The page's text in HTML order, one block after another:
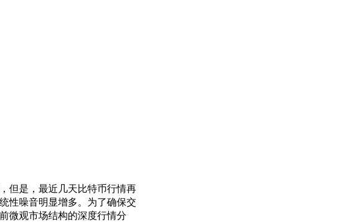
但是，最近几天比特币行情再
性噪音明显增多。为了确保交
微观市场结构的深度行情分